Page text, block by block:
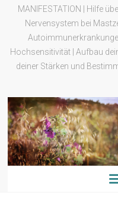
MANIFESTATION | Hilfe
Nervensystem bei
Hochsensitivität | Aufbau
deiner Stärken und